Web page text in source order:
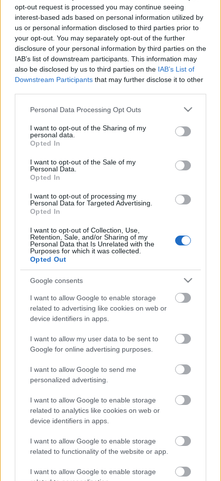
opt-out request is processed you may continue seeing
interest-based ads based on personal information utilized by
us or personal information disclosed to third parties prior to
your opt-out. You may separately opt-out of the further
disclosure of your personal information by third parties on the
IAB’s list of downstream participants. This information may
also be disclosed by us to third parties on the IAB’s List of
Downstream Participants that may further disclose it to other
Please note that this website/app uses one or more Google
not limited to your visit or usage behaviour. You may click to
grant or deny consent to Google and its third-party tags to
use your data for below specified purposes in below Google
consent section.
Personal Data Processing Opt Outs
I want to opt-out of the Sharing of my
personal data.
Opted In
I want to opt-out of the Sale of my
Personal Data.
Opted In
I want to opt-out of processing my
Personal Data for Targeted Advertising.
Opted In
I want to opt-out of Collection, Use,
Retention, Sale, and/or Sharing of my
Personal Data that Is Unrelated with the
Purposes for which it was collected.
Opted Out
Google consents
I want to allow Google to enable storage
related to advertising like cookies on web or
device identifiers in apps.
I want to allow my user data to be sent to
Google for online advertising purposes.
I want to allow Google to send me
personalized advertising.
I want to allow Google to enable storage
related to analytics like cookies on web or
device identifiers in apps.
I want to allow Google to enable storage
related to functionality of the website or app.
I want to allow Google to enable storage
iPadre és iPhone-ra megy a Sons of
Anarchy
2010. november 02.
Külön appot kap a Sons of Anarchy az Apple App
Store-jában, azaz az Apple iOS oprendszerét futtató
készülékek gazdái a sorozattal kapcsolatos exkluzív
tartalmat tölthetnek le készülékeikre, de jó nekik.
Ami miatt idegesítő, hogy mások számára nem
elérjető a tartalom az, hogy…
Az iPhone-t igenis könnyű használni
RaulReal •2010. május 11.
Ellen Degeneres, tévés műsorvezető is csatlakozott
nemrégiben egy illusztris klubhoz. A közismert
személyiség ugyanis az Apple egyik termékét
pedig felhúzta a céget. A saját talkshow-t vezető
szőkeségre úgy rápirítottak, hogy a…